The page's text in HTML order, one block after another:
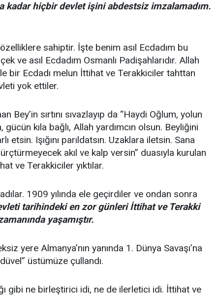
kadar hiçbir devlet işini abdestsiz imzalamadım.
sahiptir. İşte benim asıl Ecdadım bu
ve asıl Ecdadım Osmanlı Padişahlarıdır. Allah
bir Ecdadı melun İttihat ve Terakkiciler tahttan
yok ettiler.
Bey’in sırtını sıvazlayıp da “Haydi Oğlum, yolun
gücün kıla bağlı, Allah yardımcın olsun. Beyliğini
etsin. Işığını parıldatsın. Uzaklara iletsin. Sana
akıl ve kalp versin” duasıyla kurulan
ve Terakkiciler yıktılar.
1909 yılında ele geçirdiler ve ondan sonra
tarihindeki en zor günleri İttihat ve Terakki
yaşamıştır.
yere Almanya’nın yanında 1. Dünya Savaşı’na
üstümüze çullandı.
gibi ne birleştirici idi, ne de ilerletici idi. İttihat ve